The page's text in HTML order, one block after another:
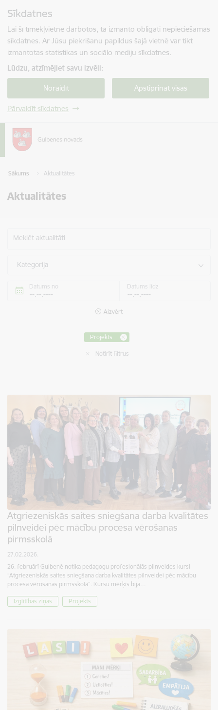
Sīkdatnes
Lai šī tīmekļvietne darbotos, tā izmanto obligāti nepieciešamās
sīkdatnes. Ar Jūsu piekrišanu papildus šajā vietnē var tikt
izmantotas statistikas un sociālo mediju sīkdatnes.
Lūdzu, atzīmējiet savu izvēli:
Noraidīt Apstiprināt visas
Pārvaldīt sīkdatnes
Sākums Aktualitātes
Aktualitātes
Meklēt aktualitāti
Kategorija
Datums no Datums līdz
Aizvērt
Projekts
Notīrīt filtrus
Atgriezeniskās saites sniegšana darba kvalitātes
pilnveidei pēc mācību procesa vērošanas
pirmsskolā
27.02.2026.
26. februārī Gulbenē notika pedagogu profesionālās pilnveides kursi
“Atgriezeniskās saites sniegšana darba kvalitātes pilnveidei pēc mācību
procesa vērošanas pirmsskolā”. Kursu mērķis bija…
Izglītības ziņas Projekts